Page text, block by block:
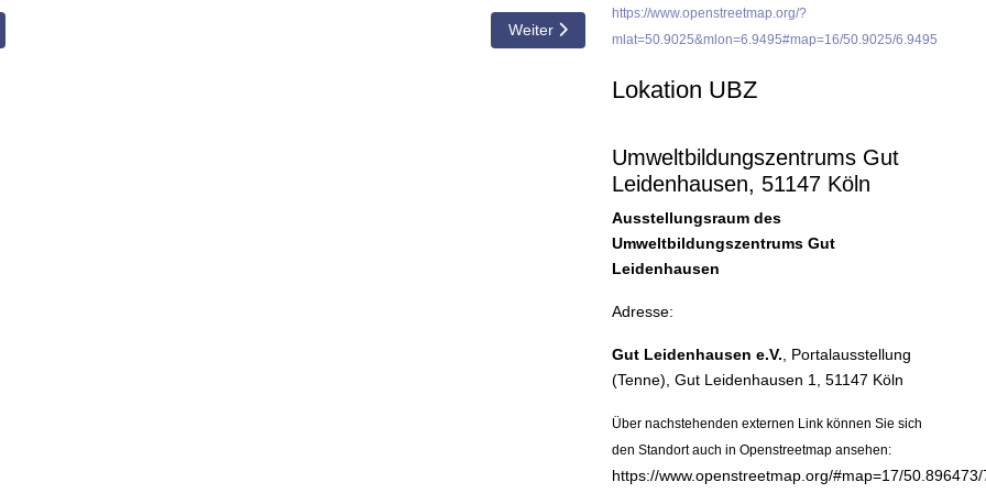
21.05.2026 Vortrag: "Meine neuen Paludarien für die Blauaugen"Nächster Beitrag: 12.03.2026 Vortrag: "Drei Tage Pantanal und
Weiter
https://www.openstreetmap.org/?
mlat=50.9025&mlon=6.9495#map=16/50.9025/6.9495
Lokation UBZ
Umweltbildungszentrums Gut
Leidenhausen, 51147 Köln
Ausstellungsraum des
Umweltbildungszentrums Gut
Leidenhausen
Adresse:
Gut Leidenhausen e.V. , Portalausstellung
(Tenne), Gut Leidenhausen 1, 51147 Köln
Über nachstehenden externen Link können Sie sich
den Standort auch in Openstreetmap ansehen:
https://www.openstreetmap.org/#map=17/